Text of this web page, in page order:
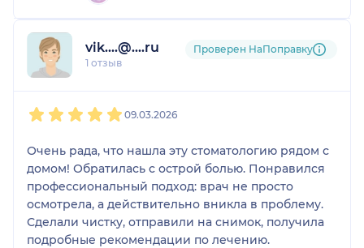
vik....@....ru
1 отзыв
Проверен НаПоправку
09.03.2026
Очень рада, что нашла эту стоматологию рядом с
домом! Обратилась с острой болью. Понравился
профессиональный подход: врач не просто
осмотрела, а действительно вникла в проблему.
Сделали чистку, отправили на снимок, получила
подробные рекомендации по лечению.